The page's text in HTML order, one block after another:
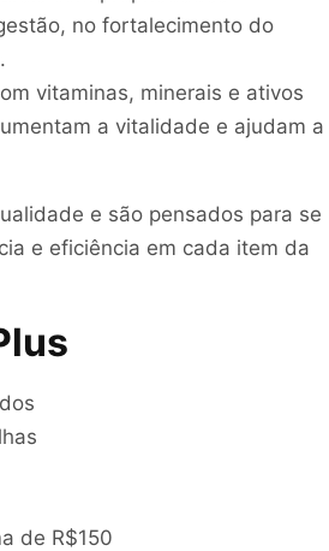
no fortalecimento do
vitaminas, minerais e ativos
a vitalidade e ajudam a
e são pensados para se
e eficiência em cada item da
de R$150